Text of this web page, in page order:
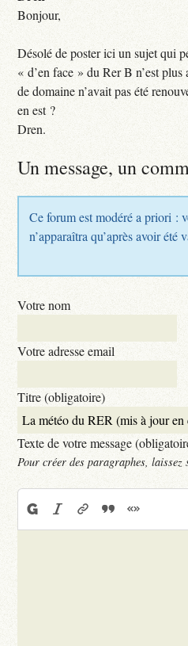
Bonjour,
Désolé de poster ici un sujet qui
« d’en face » du Rer B n’est
de domaine n’avait pas été
en est ?
Dren.
Un message, un
Ce forum est modéré a priori :
n’apparaîtra qu’après avoir été
Votre nom
Votre adresse email
Titre (obligatoire)
Texte de votre message
Pour créer des paragraphes, laissez